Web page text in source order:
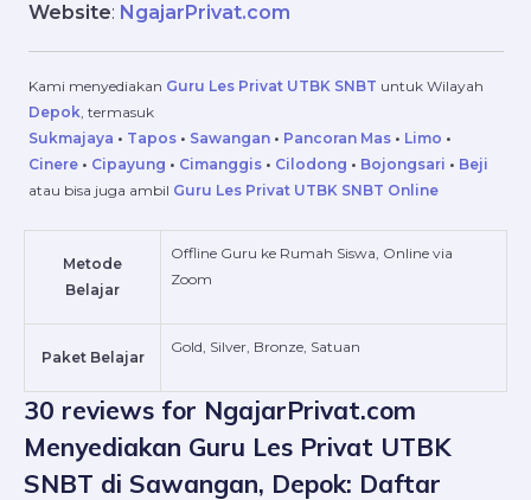
Website: NgajarPrivat.com
Kami menyediakan Guru Les Privat UTBK SNBT untuk Wilayah
Depok, termasuk
Sukmajaya • Tapos• Sawangan• Pancoran Mas• Limo •
Cinere• Cipayung • Cimanggis• Cilodong • Bojongsari • Beji
atau bisa juga ambil Guru Les Privat UTBK SNBT Online
Metode
Belajar
Offline Guru ke Rumah Siswa, Online via
Zoom
Paket Belajar
Gold, Silver, Bronze, Satuan
30 reviews for NgajarPrivat.com
Menyediakan Guru Les Privat UTBK
SNBT di Sawangan, Depok: Daftar